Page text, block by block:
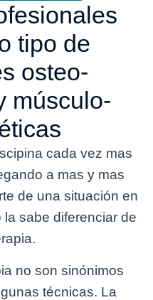
tipo de
osteo-
músculo-
cada vez mas
a mas y mas
de una situación en
sabe diferenciar de
no son sinónimos
técnicas. La